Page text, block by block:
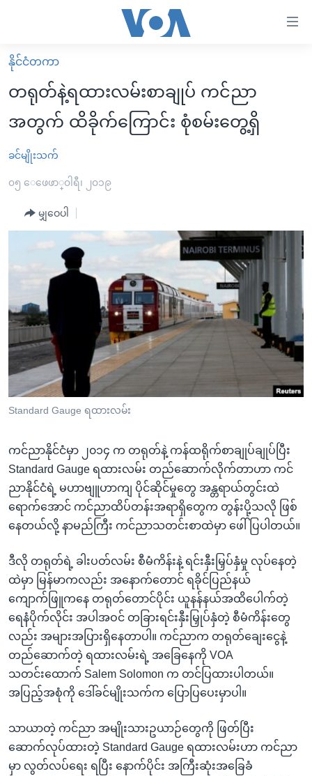
လွယ်ကူ
စေ
များ
ပင်မ
အ
စာမျက်နှာ
သို့
ကျော်
ကြည့်
ရှာဖွေ
ရန်
နေရာ
သို့
ကျော်
မူလစာမျက်နှာ
မြန်မာ
ကမ္ဘာ့သတင်းများ
နိုင်ငံတကာ
အစ္စရေး-ပါလက်စတိုင်း
ဗွီဒီယို
သတင်းလွတ်လပ်ခွင့်
အင်္ဂလိပ်စာလေ့လာမယ်
အမေရိကန်သုံးအီဒီယံ
မကြေးမုံရဲ့ အင်္ဂလိပ်စာ
ရုပ်ရှင်ထဲက အင်္ဂလိပ်စာ
သုတပဒေသာ အင်္ဂလိပ်စာ
အပတ်စဉ်ကဏ္ဍများ
ရေဒီယိုနှင့်ရုပ်သံ အချက်အလက်များ
ရေဒီယို/တီဗွီအစီအစဉ်
Learning English
ဗွီအိုအေ လူမှုကွန်ယက်များ
ဘာသာစကားများ
နိုင်ငံတကာ
တရုတ်နဲ့ရထားလမ်းစာချုပ် ကင်ညာ
အတွက် ထိခိုက်ကြောင်း စုံစမ်းတွေ့ရှိ
ခင်မျိုးသက်
၀၅ ေဖေဖာ္၀ါရီ၊ ၂၀၁၉
မျှဝေပါ
Standard Gauge ရထားလမ်း
ကင်ညာနိုင်ငံမှာ ၂၀၁၄ က တရုတ်နဲ့ ကန်ထရိုက်စာချုပ်ချုပ်ပြီး
Standard Gauge ရထားလမ်း တည်ဆောက်လိုက်တာဟာ ကင်
ညာနိုင်ငံရဲ့ မဟာဗျူဟာကျ ပိုင်ဆိုင်မှုတွေ အန္တရာယ်တွင်းထဲ
ရောက်အောင် ကင်ညာထိပ်တန်းအရာရှိတွေက တွန်းပို့သလို ဖြစ်
နေတယ်လို့ နာမည်ကြီး ကင်ညာသတင်းစာထဲမှာ ဖေါ်ပြပါတယ်။
ဒီလို တရုတ်ရဲ့ ခါးပတ်လမ်း စီမံကိန်းနဲ့ ရင်းနှီးမြှပ်နှံမှု လုပ်နေတဲ့
ထဲမှာ မြန်မာကလည်း အနောက်တောင် ရခိုင်ပြည်နယ်
ကျောက်ဖြူကနေ တရုတ်တောင်ပိုင်း ယူနန်နယ်အထိပေါက်တဲ့
ရေနံပိုက်လိုင်း အပါအဝင် တခြားရင်းနှီးမြှုပ်နှံတဲ့ စီမံကိန်းတွေ
လည်း အများအပြားရှိနေတာပါ။ ကင်ညာက တရုတ်ချေးငွေနဲ့
တည်ဆောက်တဲ့ ရထားလမ်းရဲ့ အခြေနေကို VOA
သတင်းထောက် Salem Solomon က တင်ပြထားပါတယ်။
အပြည့်အစုံကို ဒေါ်ခင်မျိုးသက်က ပြောပြပေးမှာပါ။
သာယာတဲ့ ကင်ညာ အမျိုးသားဥယာဉ်တွေကို ဖြတ်ပြီး
ဆောက်လုပ်ထားတဲ့ Standard Gauge ရထားလမ်းဟာ ကင်ညာ
မှာ လွတ်လပ်ရေး ရပြီး နောက်ပိုင်း အကြီးဆုံးအခြေခံ